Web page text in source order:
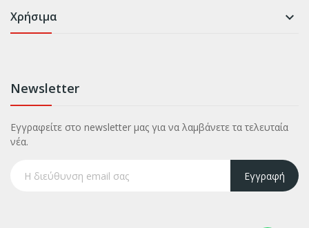
Χρήσιμα 
Newsletter
Εγγραφείτε στο newsletter μας για να λαμβάνετε τα τελευταία
νέα.
Εγγραφή